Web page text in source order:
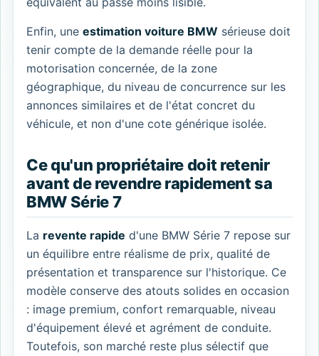
Enfin, une estimation voiture BMW sérieuse doit
tenir compte de la demande réelle pour la
motorisation concernée, de la zone
géographique, du niveau de concurrence sur les
annonces similaires et de l'état concret du
véhicule, et non d'une cote générique isolée.
Ce qu'un propriétaire doit retenir
avant de revendre rapidement sa
BMW Série 7
La revente rapide d'une BMW Série 7 repose sur
un équilibre entre réalisme de prix, qualité de
présentation et transparence sur l'historique. Ce
modèle conserve des atouts solides en occasion
: image premium, confort remarquable, niveau
d'équipement élevé et agrément de conduite.
Toutefois, son marché reste plus sélectif que